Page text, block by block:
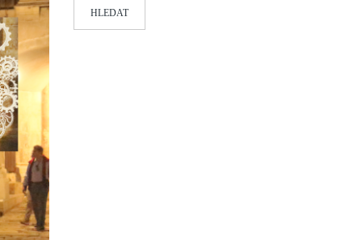
HLEDAT